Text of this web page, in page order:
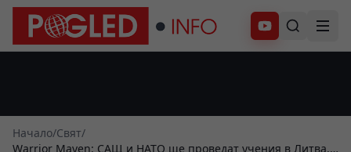
Абонирай се
Начало/Свят/
Warrior Maven: САЩ и НАТО ще проведат учения в Литва,